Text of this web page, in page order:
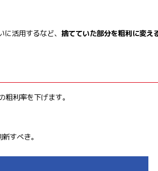
に活用するなど、捨てていた部分を粗利に変え
利率を下げます。
すべき。